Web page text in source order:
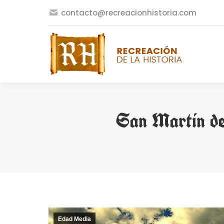
contacto@recreacionhistoria.com
San Martín
Edad Media